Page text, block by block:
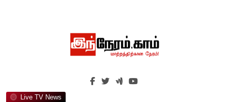
Live TV News
இந்நேரம்.காம்
செய்திகளுக்கு அப்பால்…